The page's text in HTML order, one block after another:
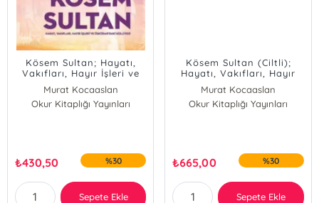
Kösem Sultan; Hayatı,
Vakıfları, Hayır İşleri ve
Üsküdar'daki Külliyesi
Murat Kocaaslan
Okur Kitaplığı Yayınları
₺430,50 %30
Sepete Ekle
Kösem Sultan (Ciltli);
Hayatı, Vakıfları, Hayır
İşleri ve Üsküdar'daki
Külliyesi
Murat Kocaaslan
Okur Kitaplığı Yayınları
₺665,00 %30
Sepete Ekle